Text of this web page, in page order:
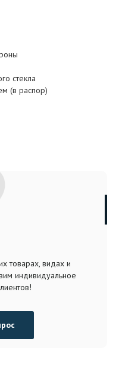
стекла
(в распор)
товарах, видах и
индивидуальное